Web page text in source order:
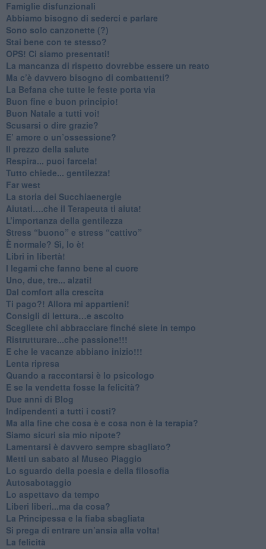
​Famiglie disfunzionali
​Abbiamo bisogno di sederci e parlare
Sono solo canzonette (?)
​Stai bene con te stesso?
​OPS! Ci siamo presentati!
​La mancanza di rispetto dovrebbe essere un reato
​Ma c’è davvero bisogno di combattenti?
​La Befana che tutte le feste porta via
Buon fine e buon principio!
​Buon Natale a tutti voi!
​Scusarsi o dire grazie?
​E’ amore o un’ossessione?
​Il prezzo della salute
​Respira... puoi farcela!
​Tutto chiede... gentilezza!
​Far west
​La storia dei Succhiaenergie
​Aiutati….che il Terapeuta ti aiuta!
​L’importanza della gentilezza
​Stress “buono” e stress “cattivo”
​È normale? Sì, lo è!
​Libri in libertà!
​I legami che fanno bene al cuore
Uno, due, tre... alzati!​
​Dal comfort alla crescita
​Ti pago?! Allora mi appartieni!​
​Consigli di lettura…e ascolto
​Scegliete chi abbracciare finché siete in tempo
​Ristrutturare...che passione!!!
​E che le vacanze abbiano inizio!!!
​Lenta ripresa
​Quando a raccontarsi è lo psicologo
​E se la vendetta fosse la felicità?
​Due anni di Blog
​Indipendenti a tutti i costi?
​Ma alla fine che cosa è e cosa non è la terapia?
​Siamo sicuri sia mio nipote?
​Lamentarsi è davvero sempre sbagliato?
​Metti un sabato al Museo Piaggio
​Lo sguardo della poesia e della filosofia
Autosabotaggio
​Lo aspettavo da tempo
​Liberi liberi...ma da cosa?
​La Principessa e la fiaba sbagliata
Si prega di entrare un’ansia alla volta!
​La felicità